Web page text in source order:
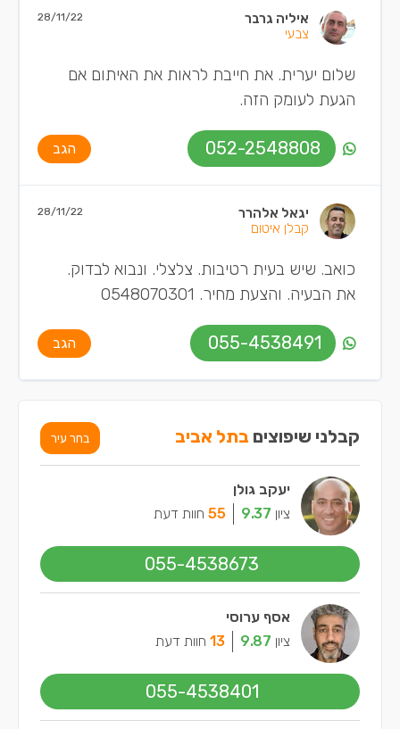
איליה גרבר
צבעי
28/11/22
שלום יערית. את חייבת לראות את האיתום אם
הגעת לעומק הזה.
052-2548808 הגב
יגאל אלהרר
קבלן איטום
28/11/22
כואב. שיש בעית רטיבות. צלצלי. ונבוא לבדוק.
את הבעיה. והצעת מחיר. 0548070301
055-4538491 הגב
קבלני שיפוצים בתל אביב בחר עיר
יעקב גולן
ציון 9.37
55 חוות דעת
055-4538673
אסף ערוסי
ציון 9.87
13 חוות דעת
055-4538401